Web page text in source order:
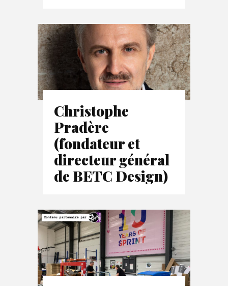
Christophe
Pradère
(fondateur et
directeur général
de BETC Design)